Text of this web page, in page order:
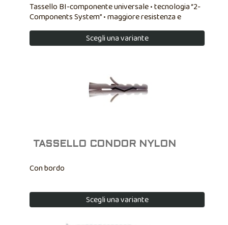
Tassello BI-componente universale • tecnologia “2-
Components System” • maggiore resistenza e
perfetta adattabilità su tutti i supporti • alta capacità
di carico • massima sicurezza del fissaggio
Scegli una variante
TASSELLO CONDOR NYLON
Con bordo
Scegli una variante